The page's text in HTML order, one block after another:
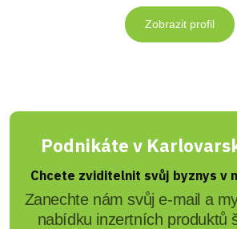
Zobrazit profil
Podnikáte v
Chcete zviditelnit svůj byznys v
Zanechte nám svůj e-mail a
nabídku inzertních produktů